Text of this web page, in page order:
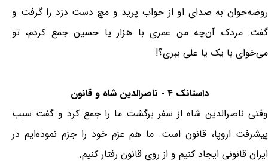
روضه‌خوان به صدای او از خواب پرید و مچ دست دزد را گرفت و
گفت: مردک آن‌چه من عمری با هزار یا حسین جمع کردم، تو
می‌خوای با یک یا علی ببری؟!
داستانک ۴ - ناصرالدین شاه و قانون
وقتی ناصرالدین شاه از سفر برگشت ما را جمع کرد و گفت سبب
پیشرفت اروپا، قانون است. ما هم عزم خود را جزم نموده‌ایم در
ایران قانونی ایجاد کنیم و از روی قانون رفتار کنیم.